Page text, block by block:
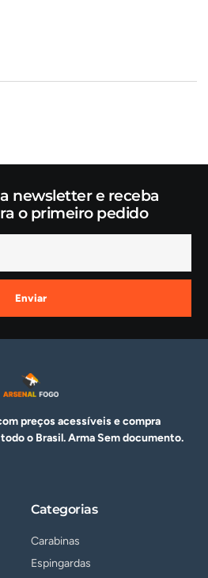
newsletter e receba
o primeiro pedido
Enviar
preços acessíveis e compra
o Brasil. ArmaSem documento.
Categorias
Carabinas
Espingardas